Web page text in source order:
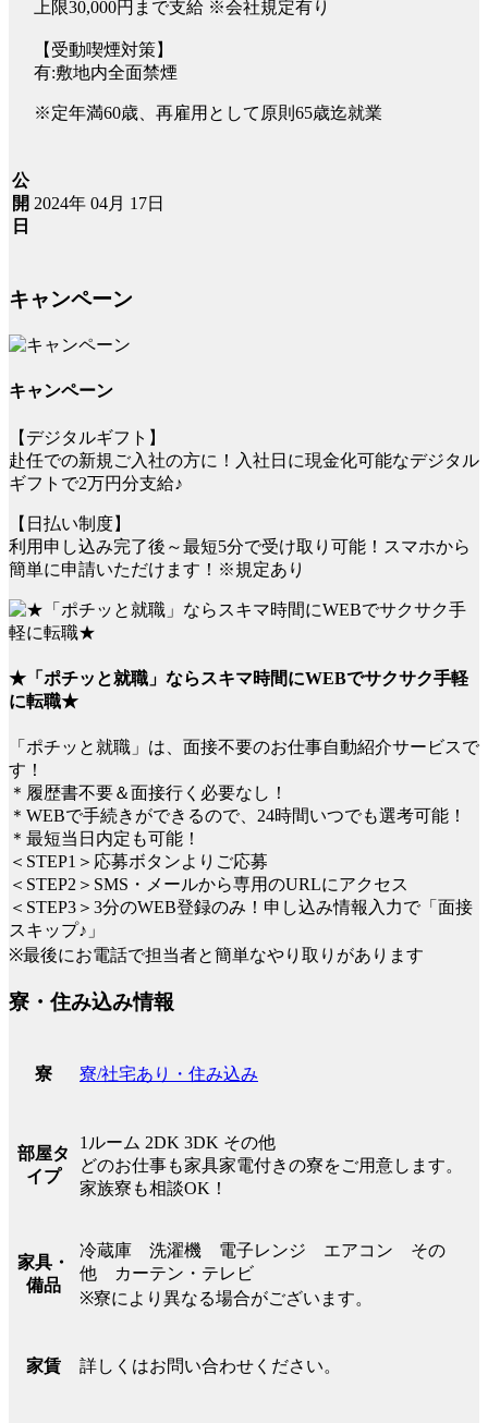
上限30,000円まで支給 ※会社規定有り
【受動喫煙対策】
有:敷地内全面禁煙
※定年満60歳、再雇用として原則65歳迄就業
公
開
日
2024年 04月 17日
キャンペーン
キャンペーン
【デジタルギフト】
赴任での新規ご入社の方に！入社日に現金化可能なデジタル
ギフトで2万円分支給♪
【日払い制度】
利用申し込み完了後～最短5分で受け取り可能！スマホから
簡単に申請いただけます！※規定あり
★「ポチッと就職」ならスキマ時間にWEBでサクサク手軽
に転職★
「ポチッと就職」は、面接不要のお仕事自動紹介サービスで
す！
＊履歴書不要＆面接行く必要なし！
＊WEBで手続きができるので、24時間いつでも選考可能！
＊最短当日内定も可能！
＜STEP1＞応募ボタンよりご応募
＜STEP2＞SMS・メールから専用のURLにアクセス
＜STEP3＞3分のWEB登録のみ！申し込み情報入力で「面接
スキップ♪」
※最後にお電話で担当者と簡単なやり取りがあります
寮・住み込み情報
寮 寮/社宅あり・住み込み
部屋タ
イプ
1ルーム 2DK 3DK その他
どのお仕事も家具家電付きの寮をご用意します。
家族寮も相談OK！
家具・
備品
冷蔵庫 洗濯機 電子レンジ エアコン その
他 カーテン・テレビ
※寮により異なる場合がございます。
家賃 詳しくはお問い合わせください。